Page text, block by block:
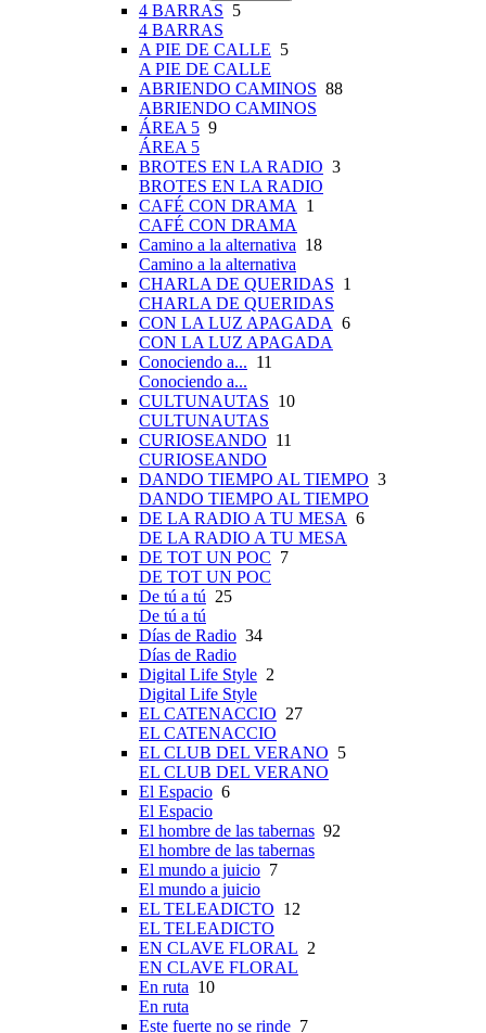
4 BARRAS 5
4 BARRAS
A PIE DE CALLE 5
A PIE DE CALLE
ABRIENDO CAMINOS 88
ABRIENDO CAMINOS
ÁREA 5 9
ÁREA 5
BROTES EN LA RADIO 3
BROTES EN LA RADIO
CAFÉ CON DRAMA 1
CAFÉ CON DRAMA
Camino a la alternativa 18
Camino a la alternativa
CHARLA DE QUERIDAS 1
CHARLA DE QUERIDAS
CON LA LUZ APAGADA 6
CON LA LUZ APAGADA
Conociendo a... 11
Conociendo a...
CULTUNAUTAS 10
CULTUNAUTAS
CURIOSEANDO 11
CURIOSEANDO
DANDO TIEMPO AL TIEMPO 3
DANDO TIEMPO AL TIEMPO
DE LA RADIO A TU MESA 6
DE LA RADIO A TU MESA
DE TOT UN POC 7
DE TOT UN POC
De tú a tú 25
De tú a tú
Días de Radio 34
Días de Radio
Digital Life Style 2
Digital Life Style
EL CATENACCIO 27
EL CATENACCIO
EL CLUB DEL VERANO 5
EL CLUB DEL VERANO
El Espacio 6
El Espacio
El hombre de las tabernas 92
El hombre de las tabernas
El mundo a juicio 7
El mundo a juicio
EL TELEADICTO 12
EL TELEADICTO
EN CLAVE FLORAL 2
EN CLAVE FLORAL
En ruta 10
En ruta
Este fuerte no se rinde 7